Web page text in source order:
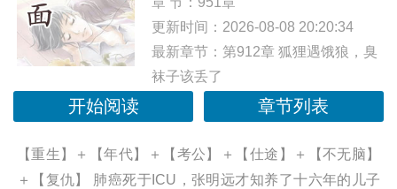
更新时间：2026-08-08 20:20:34
最新章节： 第912章 狐狸遇饿狼，臭
袜子该丢了
开始阅读 章节列表
【重生】＋【年代】＋【考公】＋【仕途】＋【不无脑】
＋【复仇】 肺癌死于ICU，张明远才知养了十六年的儿子